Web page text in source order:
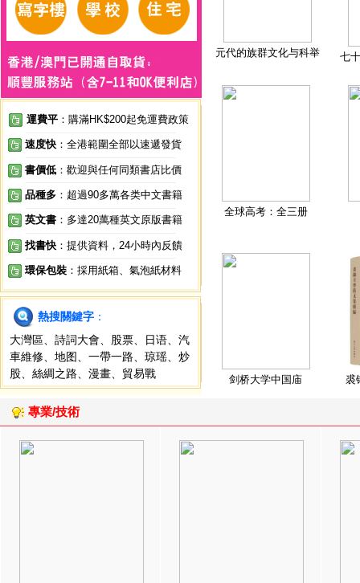
運費平 ：購滿HK$200起免運費政策
速度快 ：全港範圍全部以速遞發貨
書價低 ：歡迎與任何同類書店比價
品種多 ：超過90多萬各类中文書籍
英文書 ：多達20萬種英文原版書籍
找書快 ：提供資料，24小時內反饋
環保包裝 ：採用紙箱、氣泡紙材料
熱搜關鍵字 ：
大灣區
詩詞大會 股票 日语
汽
車維修
地图 一帶一路 琼瑶
炒
股
絲綢之路 漫畫 貿易戰
元代的族群文化与科举 七
全球高考：全三册
剑桥大学中国庙 裘
專業/技術